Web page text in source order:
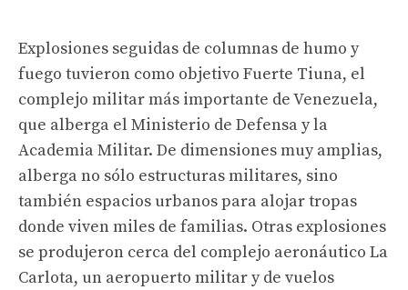
Explosiones seguidas de columnas de humo y
fuego tuvieron como objetivo Fuerte Tiuna, el
complejo militar más importante de Venezuela,
que alberga el Ministerio de Defensa y la
Academia Militar. De dimensiones muy amplias,
alberga no sólo estructuras militares, sino
también espacios urbanos para alojar tropas
donde viven miles de familias. Otras explosiones
se produjeron cerca del complejo aeronáutico La
Carlota, un aeropuerto militar y de vuelos